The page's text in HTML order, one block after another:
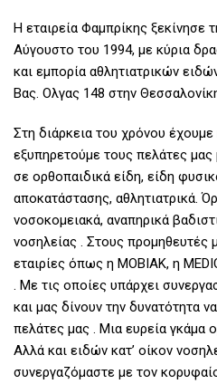
Η εταιρεία Φαμπρίκης ξεκίνησε
Αύγουστο του 1994, με κύρια
και εμπορία αθλητιατρικών
Βας. Ολγας 148 στην
Στη διάρκεια του χρόνου
εξυπηρετούμε τους πελάτες
σε ορθοπαιδικά είδη, είδη
αποκατάστασης, αθλητιατρικά.
νοσοκομειακά, αναπηρικά
νοσηλείας . Στους προμηθευτές
εταιρίες όπως η MOBIAK, η
. Με τις οποίες υπάρχει
και μας δίνουν την δυνατότητα
πελάτες μας . Μια ευρεία γκάμα
Αλλά και ειδών κατ’ οίκον
συνεργαζόμαστε με τον